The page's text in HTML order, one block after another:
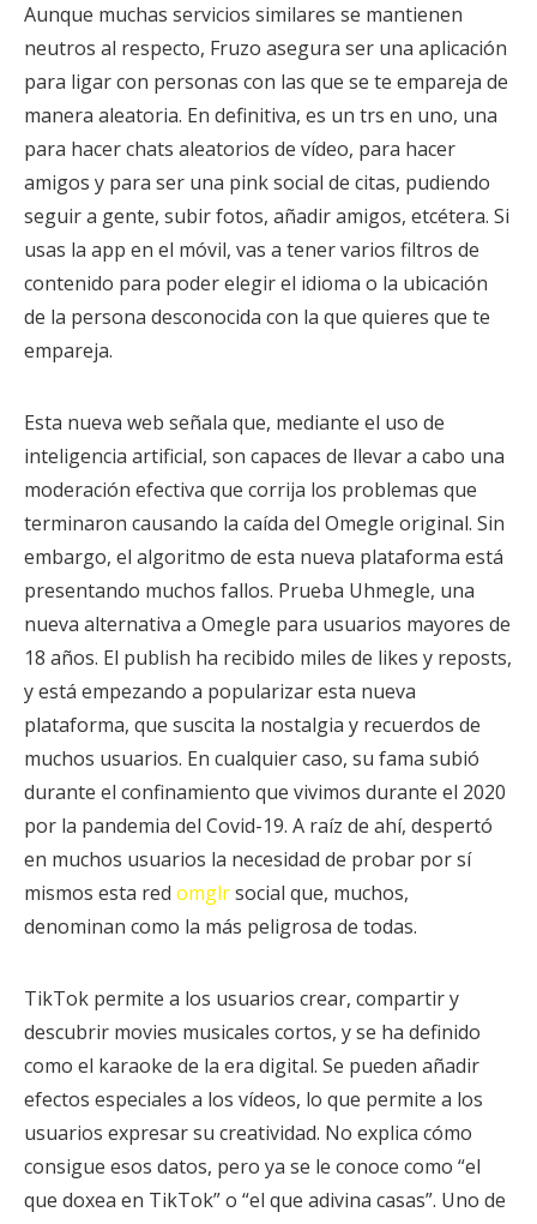
Aunque muchas servicios similares se mantienen
neutros al respecto, Fruzo asegura ser una aplicación
para ligar con personas con las que se te empareja de
manera aleatoria. En definitiva, es un trs en uno, una
para hacer chats aleatorios de vídeo, para hacer
amigos y para ser una pink social de citas, pudiendo
seguir a gente, subir fotos, añadir amigos, etcétera. Si
usas la app en el móvil, vas a tener varios filtros de
contenido para poder elegir el idioma o la ubicación
de la persona desconocida con la que quieres que te
empareja.
Esta nueva web señala que, mediante el uso de
inteligencia artificial, son capaces de llevar a cabo una
moderación efectiva que corrija los problemas que
terminaron causando la caída del Omegle original. Sin
embargo, el algoritmo de esta nueva plataforma está
presentando muchos fallos. Prueba Uhmegle, una
nueva alternativa a Omegle para usuarios mayores de
18 años. El publish ha recibido miles de likes y reposts,
y está empezando a popularizar esta nueva
plataforma, que suscita la nostalgia y recuerdos de
muchos usuarios. En cualquier caso, su fama subió
durante el confinamiento que vivimos durante el 2020
por la pandemia del Covid-19. A raíz de ahí, despertó
en muchos usuarios la necesidad de probar por sí
mismos esta red omglrsocial que, muchos,
denominan como la más peligrosa de todas.
TikTok permite a los usuarios crear, compartir y
descubrir movies musicales cortos, y se ha definido
como el karaoke de la era digital. Se pueden añadir
efectos especiales a los vídeos, lo que permite a los
usuarios expresar su creatividad. No explica cómo
consigue esos datos, pero ya se le conoce como “el
que doxea en TikTok” o “el que adivina casas”. Uno de